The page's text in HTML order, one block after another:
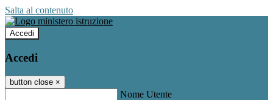
Salta al contenuto
Accedi
Accedi
button close ×
Nome Utente